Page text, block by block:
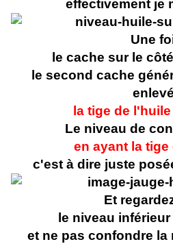
effectivement je
Une
le cache sur le
le second cache
enlevé
la tige de
Le niveau de
en ayant la tige
c'est à dire juste
Et
le niveau
et ne pas confondre la